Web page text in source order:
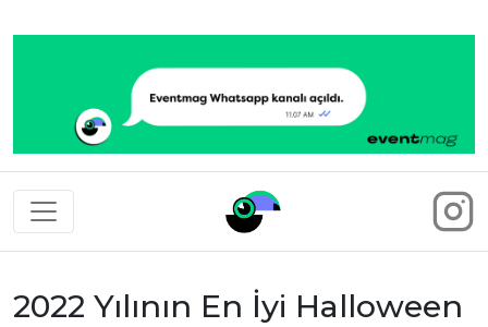
Eventmag
2022 Yılının En İyi Halloween